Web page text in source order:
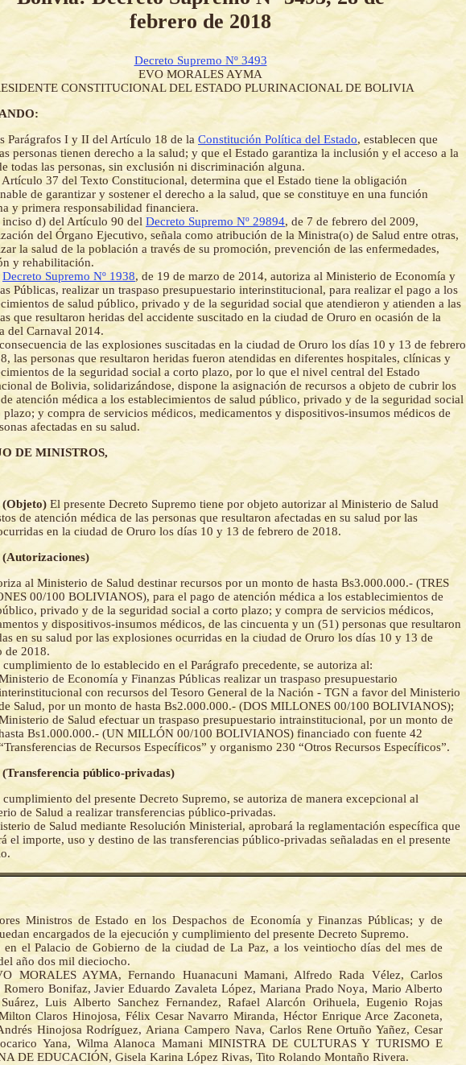
febrero de 2018
Decreto Supremo Nº 3493
EVO MORALES AYMA
CONSTITUCIONAL DEL ESTADO PLURINACIONAL DE BOLIVIA
Parágrafos I y II del Artículo 18 de la Constitución Política del Estado, establecen que
personas tienen derecho a la salud; y que el Estado garantiza la inclusión y el acceso a la
todas las personas, sin exclusión ni discriminación alguna.
Artículo 37 del Texto Constitucional, determina que el Estado tiene la obligación
de garantizar y sostener el derecho a la salud, que se constituye en una función
y primera responsabilidad financiera.
inciso d) del Artículo 90 del Decreto Supremo Nº 29894, de 7 de febrero del 2009,
del Órgano Ejecutivo, señala como atribución de la Ministra(o) de Salud entre otras,
la salud de la población a través de su promoción, prevención de las enfermedades,
y rehabilitación.
Decreto Supremo Nº 1938, de 19 de marzo de 2014, autoriza al Ministerio de Economía y
Públicas, realizar un traspaso presupuestario interinstitucional, para realizar el pago a los
de salud público, privado y de la seguridad social que atendieron y atienden a las
que resultaron heridas del accidente suscitado en la ciudad de Oruro en ocasión de la
del Carnaval 2014.
de las explosiones suscitadas en la ciudad de Oruro los días 10 y 13 de febrero
las personas que resultaron heridas fueron atendidas en diferentes hospitales, clínicas y
de la seguridad social a corto plazo, por lo que el nivel central del Estado
de Bolivia, solidarizándose, dispone la asignación de recursos a objeto de cubrir los
de atención médica a los establecimientos de salud público, privado y de la seguridad social
plazo; y compra de servicios médicos, medicamentos y dispositivos-insumos médicos de
afectadas en su salud.
DE MINISTROS,
(Objeto) El presente Decreto Supremo tiene por objeto autorizar al Ministerio de Salud
de atención médica de las personas que resultaron afectadas en su salud por las
en la ciudad de Oruro los días 10 y 13 de febrero de 2018.
al Ministerio de Salud destinar recursos por un monto de hasta Bs3.000.000.- (TRES
00/100 BOLIVIANOS), para el pago de atención médica a los establecimientos de
privado y de la seguridad social a corto plazo; y compra de servicios médicos,
y dispositivos-insumos médicos, de las cincuenta y un (51) personas que resultaron
en su salud por las explosiones ocurridas en la ciudad de Oruro los días 10 y 13 de
de 2018.
cumplimiento de lo establecido en el Parágrafo precedente, se autoriza al:
de Economía y Finanzas Públicas realizar un traspaso presupuestario
con recursos del Tesoro General de la Nación - TGN a favor del Ministerio
Salud, por un monto de hasta Bs2.000.000.- (DOS MILLONES 00/100 BOLIVIANOS);
de Salud efectuar un traspaso presupuestario intrainstitucional, por un monto de
Bs1.000.000.- (UN MILLÓN 00/100 BOLIVIANOS) financiado con fuente 42
de Recursos Específicos” y organismo 230 “Otros Recursos Específicos”.
público-privadas)
cumplimiento del presente Decreto Supremo, se autoriza de manera excepcional al
de Salud a realizar transferencias público-privadas.
de Salud mediante Resolución Ministerial, aprobará la reglamentación específica que
el importe, uso y destino de las transferencias público-privadas señaladas en el presente
Ministros de Estado en los Despachos de Economía y Finanzas Públicas; y de
encargados de la ejecución y cumplimiento del presente Decreto Supremo.
en el Palacio de Gobierno de la ciudad de La Paz, a los veintiocho días del mes de
año dos mil dieciocho.
MORALES AYMA, Fernando Huanacuni Mamani, Alfredo Rada Vélez, Carlos
Romero Bonifaz, Javier Eduardo Zavaleta López, Mariana Prado Noya, Mario Alberto
Luis Alberto Sanchez Fernandez, Rafael Alarcón Orihuela, Eugenio Rojas
Claros Hinojosa, Félix Cesar Navarro Miranda, Héctor Enrique Arce Zaconeta,
Hinojosa Rodríguez, Ariana Campero Nava, Carlos Rene Ortuño Yañez, Cesar
Yana, Wilma Alanoca Mamani MINISTRA DE CULTURAS Y TURISMO E
DE EDUCACIÓN, Gisela Karina López Rivas, Tito Rolando Montaño Rivera.